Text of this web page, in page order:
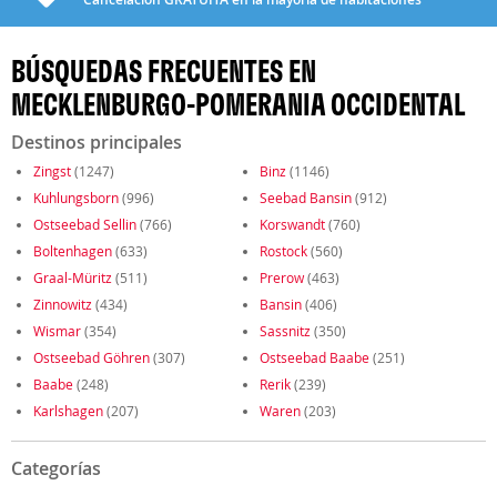
BÚSQUEDAS FRECUENTES EN
MECKLENBURGO-POMERANIA OCCIDENTAL
Destinos principales
Zingst(1247) Binz (1146)
Kuhlungsborn(996) Seebad Bansin(912)
Ostseebad Sellin(766) Korswandt(760)
Boltenhagen(633) Rostock(560)
Graal-Müritz (511) Prerow(463)
Zinnowitz (434) Bansin(406)
Wismar(354) Sassnitz (350)
Ostseebad Göhren(307) Ostseebad Baabe(251)
Baabe(248) Rerik(239)
Karlshagen(207) Waren(203)
Categorías